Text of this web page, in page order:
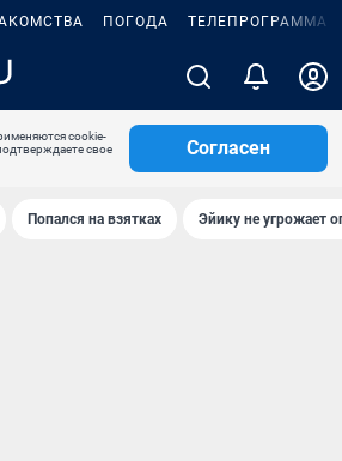
ПОГОДА ТЕЛЕПРОГРАММА
cookie-
свое
Согласен
Попался на взятках Эйику не угрожает